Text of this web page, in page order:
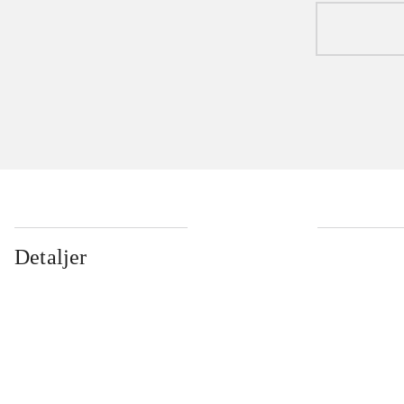
Detaljer